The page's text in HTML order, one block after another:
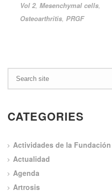
Vol 2, Mesenchymal cells,
Osteoarthritis, PRGF
CATEGORIES
Actividades de la
Actualidad
Agenda
Artrosis